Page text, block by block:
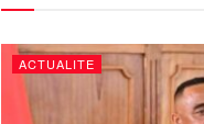
ACTUALITE